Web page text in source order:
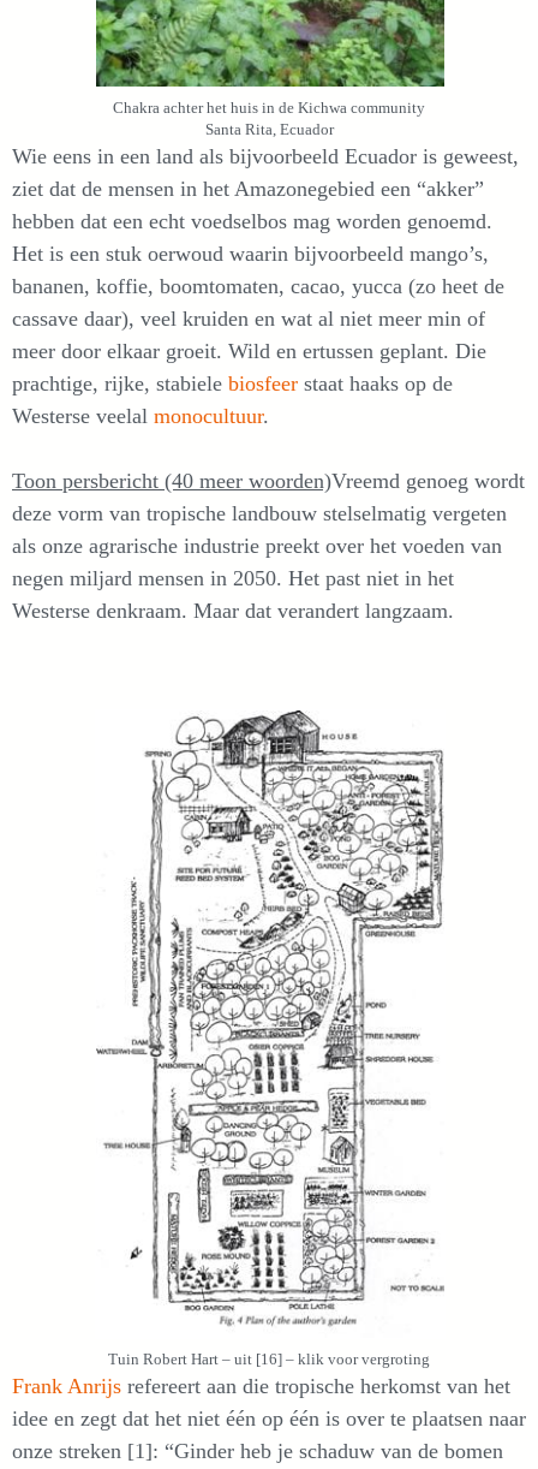
Chakra achter het huis in de Kichwa community
Santa Rita, Ecuador
Wie eens in een land als bijvoorbeeld Ecuador is geweest,
ziet dat de mensen in het Amazonegebied een “akker”
hebben dat een echt voedselbos mag worden genoemd.
Het is een stuk oerwoud waarin bijvoorbeeld mango’s,
bananen, koffie, boomtomaten, cacao, yucca (zo heet de
cassave daar), veel kruiden en wat al niet meer min of
meer door elkaar groeit. Wild en ertussen geplant. Die
prachtige, rijke, stabiele biosfeer staat haaks op de
Westerse veelal monocultuur.
Toon persbericht (40 meer woorden)Vreemd genoeg wordt
deze vorm van tropische landbouw stelselmatig vergeten
als onze agrarische industrie preekt over het voeden van
negen miljard mensen in 2050. Het past niet in het
Westerse denkraam. Maar dat verandert langzaam.
Tuin Robert Hart – uit [16] – klik voor vergroting
Frank Anrijs refereert aan die tropische herkomst van het
idee en zegt dat het niet één op één is over te plaatsen naar
onze streken [1]: “Ginder heb je schaduw van de bomen